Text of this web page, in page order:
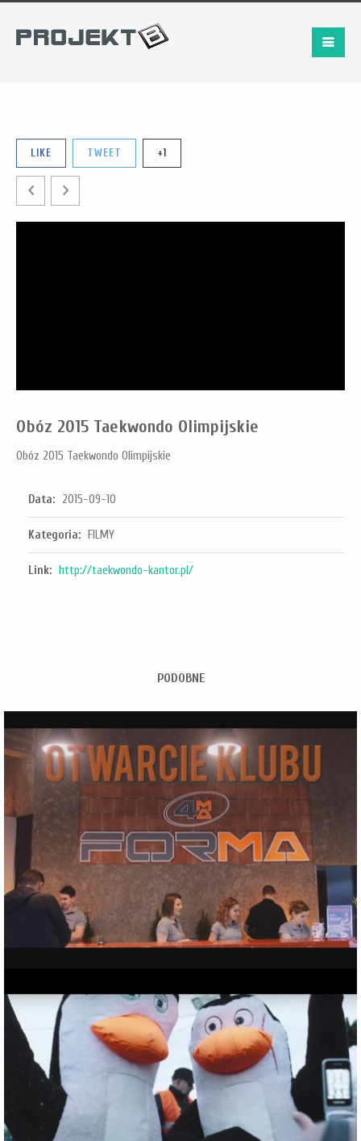
LIKE TWEET +1
Obóz 2015 Taekwondo Olimpijskie
Obóz 2015 Taekwondo Olimpijskie
Data: 2015-09-10
Kategoria: FILMY
Link: http://taekwondo-kantor.pl/
PODOBNE